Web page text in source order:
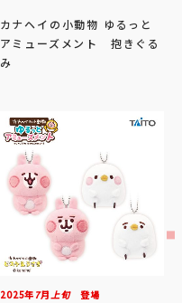
カナヘイの小動物 ゆるっと
アミューズメント 抱きぐる
み
2025年 7月上旬登場